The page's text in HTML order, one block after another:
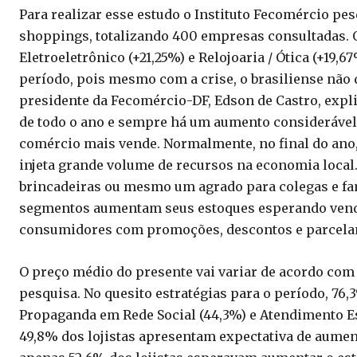
Para realizar esse estudo o Instituto Fecomércio
shoppings, totalizando 400 empresas consultadas.
Eletroeletrônico (+21,25%) e Relojoaria / Ótica
período, pois mesmo com a crise, o brasiliense
presidente da Fecomércio-DF, Edson de Castro,
de todo o ano e sempre há um aumento
comércio mais vende. Normalmente, no final do
injeta grande volume de recursos na economia
brincadeiras ou mesmo um agrado para colegas e
segmentos aumentam seus estoques esperando
consumidores com promoções, descontos e
O preço médio do presente vai variar de acordo
pesquisa. No quesito estratégias para o período,
Propaganda em Rede Social (44,3%) e Atendimento
49,8% dos lojistas apresentam expectativa de